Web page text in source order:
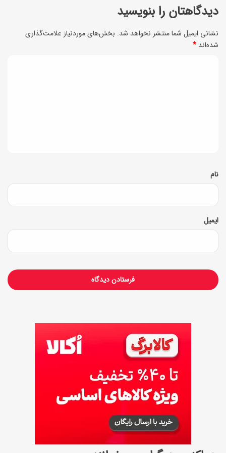
ا
ب
ه
م
ی‌
ر
ن
دیدگاهتان را بنویسید
نشانی ایمیل شما منتشر نخواهد شد. بخش‌های موردنیاز علامت‌گذاری
شده‌اند *
*
نام
ایمیل